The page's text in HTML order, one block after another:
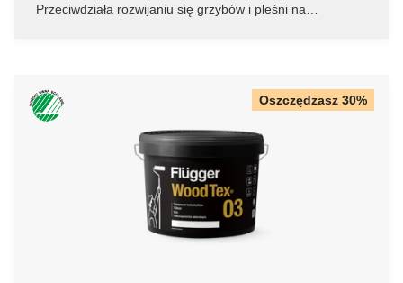
Przeciwdziała rozwijaniu się grzybów i pleśni na
Oszczędzasz 30%